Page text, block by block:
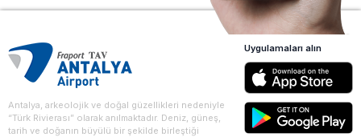
Antalya, arkeolojik ve doğal güzellikleri nedeniyle
“Türk Rivierası” olarak anılmaktadır. Deniz, güneş,
tarih ve doğanın büyülü bir şekilde birleştiği
Uygulamaları alın